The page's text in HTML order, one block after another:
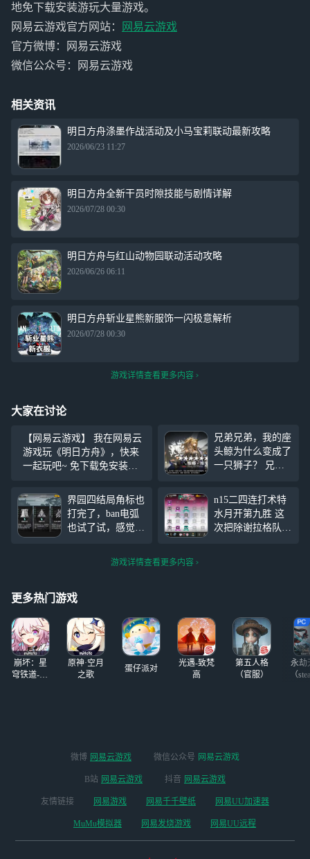
地免下载安装游玩大量游戏。
网易云游戏官方网站：
网易云游戏
官方微博：网易云游戏
微信公众号：网易云游戏
相关资讯
明日方舟涤墨作战活动及小马宝莉联动最新攻略
2026/06/23 11:27
明日方舟全新干员时隙技能与剧情详解
2026/07/28 00:30
明日方舟与红山动物园联动活动攻略
2026/06/26 06:11
明日方舟斩业星熊新服饰一闪极意解析
2026/07/28 00:30
游戏详情查看更多内容
大家在讨论
【网易云游戏】 我在网易云
游戏玩《明日方舟》，快来
一起玩吧~ 免下载免安装，
还有上百款游戏等你来畅玩
哦~ https://cg.163.com
兄弟兄弟，我的座
头鲸为什么变成了
一只狮子？ 兄弟
还是特种的你们有
吗 连歪两次很有
救赎感了）现在还
没出我服了）
界园四结局角标也
打完了，ban电弧
也试了试，感觉也
究一下萨卡兹拟态
n15二四连打术特
水月开第九胜 这
次把除谢拉格队以
+初雪五层才精二
+六层树洞很石，
藏品也没凑多少，
但
游戏详情查看更多内容
更多热门游戏
崩坏：星
穹铁道-4.4
原神·空月
之歌
蛋仔派对
光遇-致梵
高
第五人格
（官服）
永劫
（
微博 网易云游戏 微信公众号 网易云游戏
B站 网易云游戏 抖音 网易云游戏
友情链接 网易游戏 网易千千壁纸 网易UU加速器
MuMu模拟器 网易发烧游戏 网易UU远程